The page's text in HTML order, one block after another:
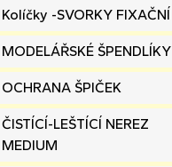
Kolíčky -SVORKY FIXAČNÍ
MODELÁŘSKÉ ŠPENDLÍKY
OCHRANA ŠPIČEK
ČISTÍCÍ-LEŠTÍCÍ NEREZ
MEDIUM